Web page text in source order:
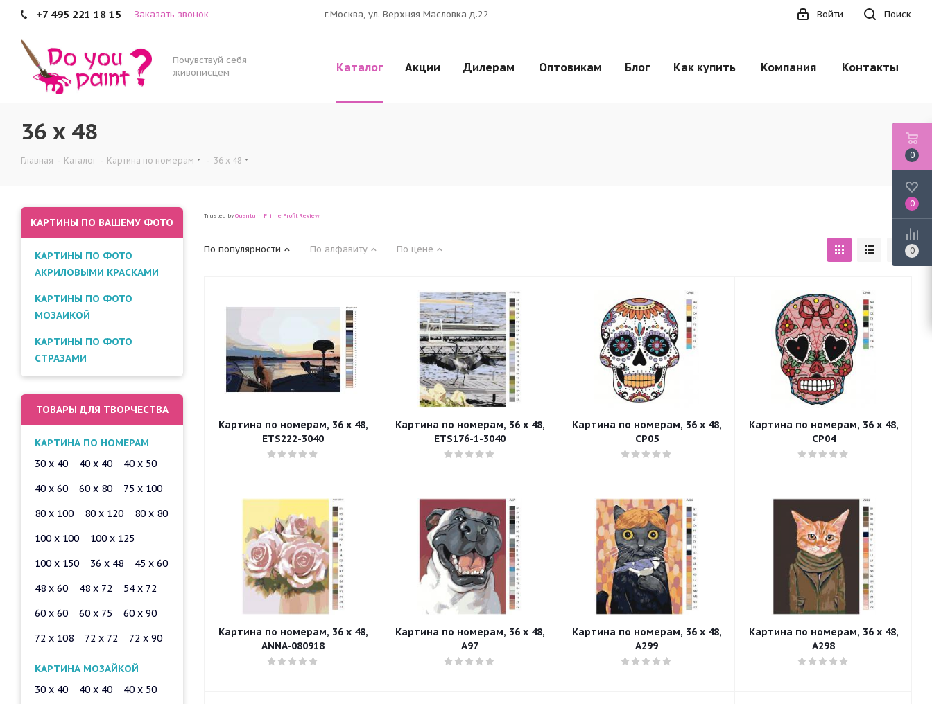
+7 495 221 18 15 Заказать звонок г.Москва, ул. Верхняя Масловка д.22 Поиск
Войти
Почувствуй себя
живописцем
Каталог Акции Дилерам Оптовикам Блог Как купить Компания Контакты
36 x 48
Главная - Каталог - Картина по номерам - 36 x 48
Trusted by Quantum Prime Profit Review
По популярности По алфавиту По цене
Картина по номерам, 36 x 48,
ETS222-3040
Картина по номерам, 36 x 48,
ETS176-1-3040
Картина по номерам, 36 x 48,
CP05
Картина по номерам, 36 x 48,
CP04
Картина по номерам, 36 x 48,
ANNA-080918
Картина по номерам, 36 x 48,
A97
Картина по номерам, 36 x 48,
A299
Картина по номерам, 36 x 48,
A298
КАРТИНЫ ПО ВАШЕМУ ФОТО
КАРТИНЫ ПО ФОТО
АКРИЛОВЫМИ КРАСКАМИ
КАРТИНЫ ПО ФОТО
МОЗАИКОЙ
КАРТИНЫ ПО ФОТО
СТРАЗАМИ
ТОВАРЫ ДЛЯ ТВОРЧЕСТВА
КАРТИНА ПО НОМЕРАМ
30 x 40
40 x 40
40 x 50
40 x 60
60 x 80
75 x 100
80 x 100
80 x 120
80 x 80
100 x 100
100 x 125
100 x 150
36 x 48
45 x 60
48 x 60
48 x 72
54 x 72
60 x 60
60 x 75
60 x 90
72 x 108
72 x 72 72 x 90
КАРТИНА МОЗАЙКОЙ
30 x 40
40 x 40
40 x 50
0
0
0